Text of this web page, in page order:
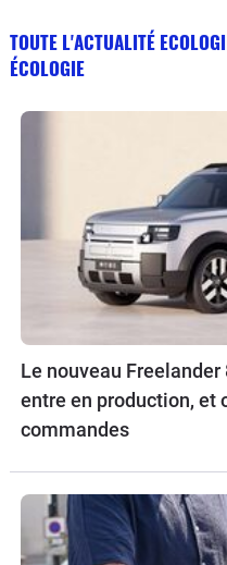
TOUTE L'ACTUALITÉ
ÉCOLOGIE
Le nouveau
entre en production, et
commandes